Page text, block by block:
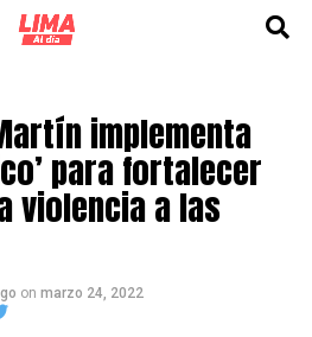
implementa
para fortalecer
violencia a las
on marzo 24, 2022